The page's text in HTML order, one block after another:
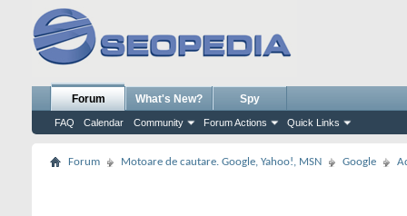
Forum
FAQ Calendar Community Forum Actions Quick Links
What's New? Spy
Forum Motoare de cautare. Google, Yahoo!, MSN Google